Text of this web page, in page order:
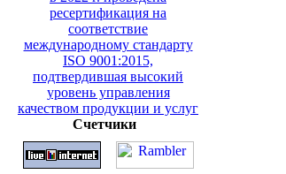
Счетчики